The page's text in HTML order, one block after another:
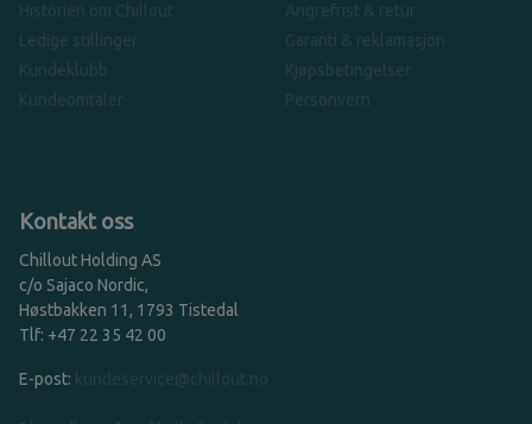
Historien om Chillout
Ledige stillinger
Kundeklubb
Kundeomtaler
Angrefrist & retur
Garanti & reklamasjon
Kjøpsbetingelser
Personvern
Kontakt oss
Chillout Holding AS
c/o Sajaco Nordic,
Høstbakken 11, 1793 Tistedal
Tlf: +47 22 35 42 00
E-post: kundeservice@chillout.no